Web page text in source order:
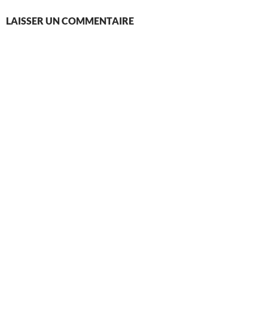
LAISSER UN COMMENTAIRE